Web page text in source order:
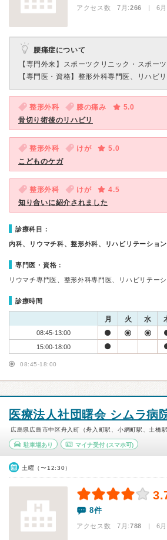
アクセス数 7月:266 | 6月
腰痛症について
【専門外来】 スポーツクリニック・スポー
【専門医・資格】 整形外科専門医、リハビ
整形外科 膝の痛み
5.0
骨切り術後のリハビリ
整形外科 けが
5.0
こどものケガ
整形外科 けが
4.5
知り合いに紹介されました
診療科目：
内科、リウマチ科、整形外科、リハビリテーショ
専門医・資格：
リウマチ専門医、整形外科専門医、リハビリテー
診療時間
月 火 水
08:45-13:00
15:00-18:00
08:45-18:00
医療法人社団曙会 シムラ病
広島県広島市中区舟入町（舟入町駅、小網町駅、土橋駅
駐車場あり マイナ受付(スマホ可)
土曜（〜12:30）
8件
アクセス数 7月:788 | 6月